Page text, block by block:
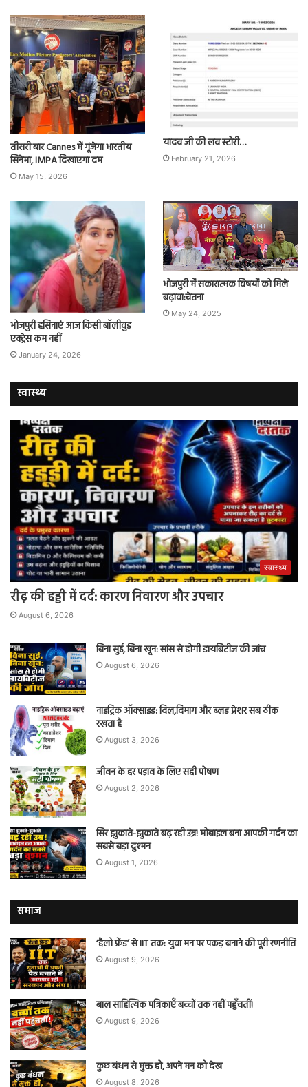
तीसरी बार Cannes में गूंजेगा भारतीय
सिनेमा, IMPA दिखाएगा दम
May 15, 2026
यादव जी की लव स्टोरी…
February 21, 2026
भोजपुरी हसिनाएं आज किसी बॉलीवुड
एक्ट्रेस कम नहीं
January 24, 2026
भोजपुरी में सकारात्मक विषयों को मिले
बढ़ावा:चेतना
May 24, 2025
स्वास्थ्य
स्वास्थ्य
रीढ़ की हड्डी में दर्द: कारण निवारण और उपचार
August 6, 2026
बिना सुई, बिना खून: सांस से होगी डायबिटीज की जांच
August 6, 2026
नाइट्रिक ऑक्साइड: दिल,दिमाग और ब्लड प्रेशर सब ठीक
रखता है
August 3, 2026
जीवन के हर पड़ाव के लिए सही पोषण
August 2, 2026
सिर झुकाते-झुकाते बढ़ रही उम्र! मोबाइल बना आपकी गर्दन का
सबसे बड़ा दुश्मन
August 1, 2026
समाज
‘हैलो फ्रेंड’ से IIT तक: युवा मन पर पकड़ बनाने की पूरी रणनीति
August 9, 2026
बाल साहित्यिक पत्रिकाएँ बच्चों तक नहीं पहुँचतीं!
August 9, 2026
कुछ बंधन से मुक्त हो, अपने मन को देख
August 8, 2026